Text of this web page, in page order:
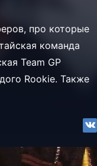
про которые
команда
Team GP
Rookie. Также